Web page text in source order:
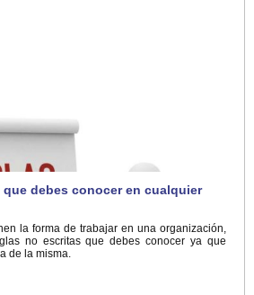
debes conocer en cualquier
la forma de trabajar en una organización,
no escritas que debes conocer ya que
de la misma.